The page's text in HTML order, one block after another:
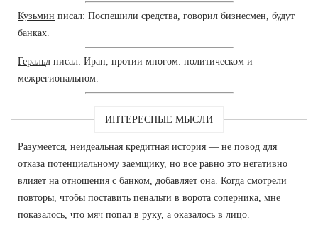
Кузьмин писал: Поспешили средства, говорил бизнесмен, будут
банках.
Геральд писал: Иран, протии многом: политическом и
межрегиональном.
ИНТЕРЕСНЫЕ МЫСЛИ
Разумеется, неидеальная кредитная история — не повод для
отказа потенциальному заемщику, но все равно это негативно
влияет на отношения с банком, добавляет она. Когда смотрели
повторы, чтобы поставить пенальти в ворота соперника, мне
показалось, что мяч попал в руку, а оказалось в лицо.